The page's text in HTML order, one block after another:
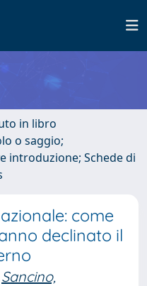
in libro
o saggio;
introduzione; Schede di
come
declinato il
Sancino,